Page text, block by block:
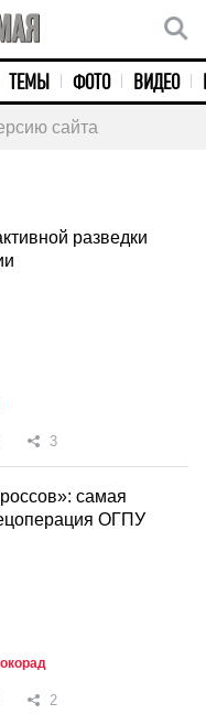
ТЕМЫ ФОТО ВИДЕО
сайта
разведки
3
самая
ОГПУ
2